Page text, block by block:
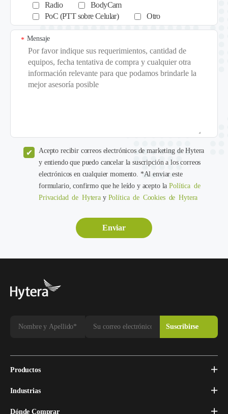
Radio
BodyCam
PoC (PTT sobre Celular)
Otro
Mensaje
*
Acepto recibir correos electrónicos de marketing de Hytera
y entiendo que puedo cancelar la suscripción a los correos
electrónicos en cualquier momento. *Al enviar este
formulario, confirmo que he leído y acepto laPolítica de
Privacidad de Hytera y Política de Cookies de Hytera
Productos
Industrias
Dónde Comprar